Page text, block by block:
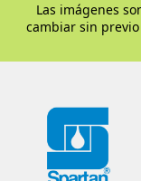
Las imágenes
cambiar sin